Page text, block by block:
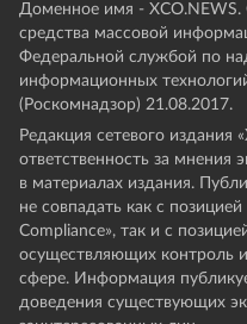
Доменное имя - XCO.NEWS.
средства массовой
Федеральной службой по
информационных
(Роскомнадзор) 21.08.2017.
Редакция сетевого издания
ответственность за мнения
в материалах издания.
не совпадать как с
Compliance», так и с
осуществляющих контроль
сфере. Информация
доведения существующих